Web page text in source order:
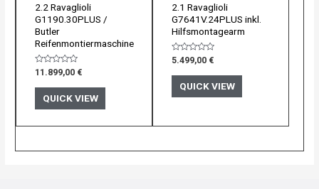
2.2 Ravaglioli
G1190.30PLUS /
Butler
Reifenmontiermaschine
Bewertet
0
von
11.899,00 €
QUICK VIEW
2.1 Ravaglioli
G7641V.24PLUS inkl.
Hilfsmontagearm
Bewertet
0
von
5.499,00 €
QUICK VIEW